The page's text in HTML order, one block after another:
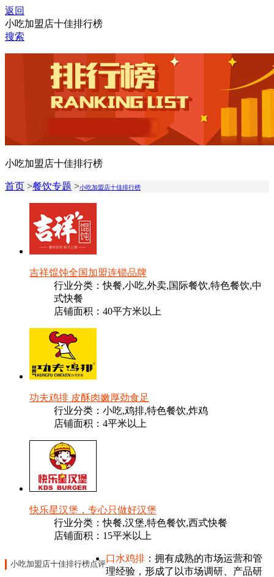
返回
小吃加盟店十佳排行榜
搜索
小吃加盟店十佳排行榜
首页 >餐饮专题 >小吃加盟店十佳排行榜
吉祥馄饨全国加盟连锁品牌
行业分类：快餐,小吃,外卖,国际餐饮,特色餐饮,中
式快餐
店铺面积：40平方米以上
功夫鸡排 皮酥肉嫩厚劲食足
行业分类：小吃,鸡排,特色餐饮,炸鸡
店铺面积：4平米以上
快乐星汉堡，专心只做好汉堡
行业分类：快餐,汉堡,特色餐饮,西式快餐
店铺面积：15平米以上
小吃加盟店十佳排行榜点评
口水鸡排 ：拥有成熟的市场运营和管
理经验，形成了以市场调研、产品研